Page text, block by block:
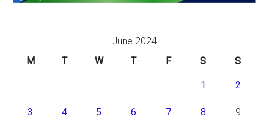
June 2024
M
T W T F S S
1 2
3 4 5 6 7 8 9